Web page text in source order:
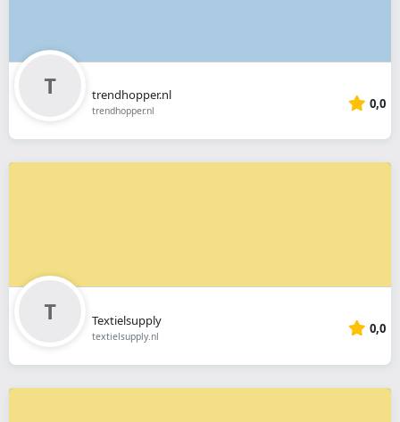
trendhopper.nl
trendhopper.nl 0,0
Textielsupply
textielsupply.nl 0,0